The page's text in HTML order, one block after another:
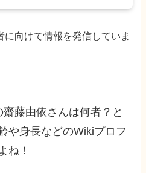
向けて情報を発信していま
藤由依さんは何者？と
や身長などのWikiプロフ
ね！